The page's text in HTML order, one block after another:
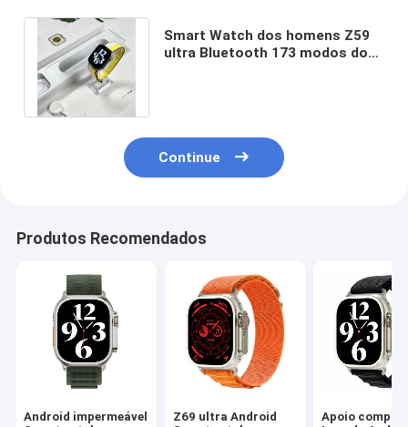
Smart Watch dos homens Z59
ultra Bluetooth 173 modos dos
Continue
Produtos Recomendados
Android impermeável
Z69 ultra Android
Apoio